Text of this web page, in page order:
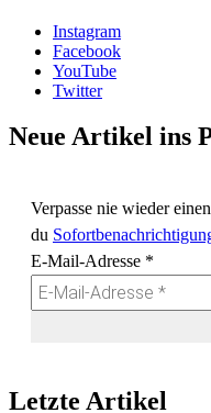
Instagram
Facebook
YouTube
Twitter
Neue Artikel ins
Verpasse nie wieder
du
E-Mail-Adresse *
Letzte Artikel